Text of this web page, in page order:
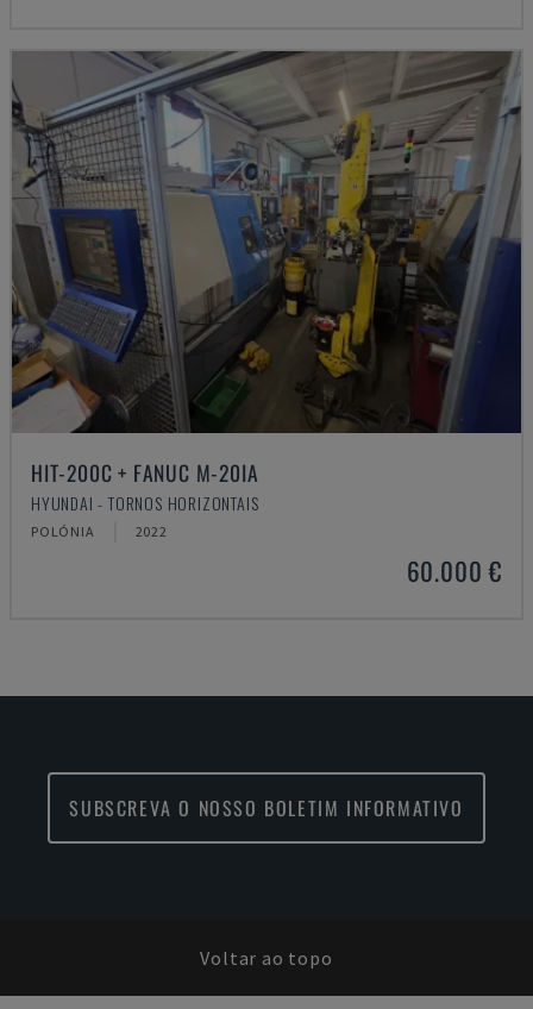
HIT-200C + FANUC M-20IA
HYUNDAI - TORNOS HORIZONTAIS
POLÓNIA 2022
60.000 €
SUBSCREVA O NOSSO BOLETIM INFORMATIVO
Voltar ao topo